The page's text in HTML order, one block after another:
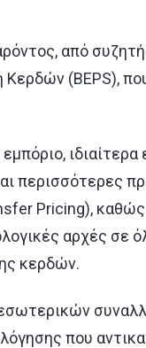
από
(BEPS),
ιδιαίτερα
περισσότερες
Pricing), καθώς
αρχές σε
κερδών.
που